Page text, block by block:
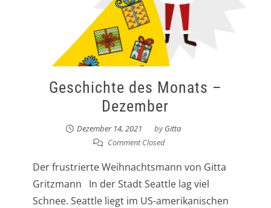
Geschichte des Monats –
Dezember
Dezember 14, 2021 byGitta
Comment Closed
Der frustrierte Weihnachtsmann von Gitta
Gritzmann In der Stadt Seattle lag viel
Schnee. Seattle liegt im US-amerikanischen